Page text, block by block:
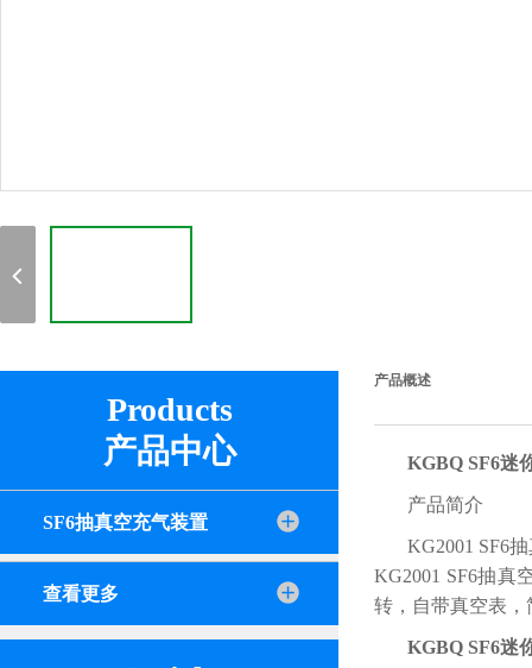
Products
产品中心
SF6抽真空充气装置
查看更多
产品概述
KGBQ SF6迷
产品简介
KG2001 SF6
KG2001 SF6抽真
转，自带真空表，
KGBQ SF6迷